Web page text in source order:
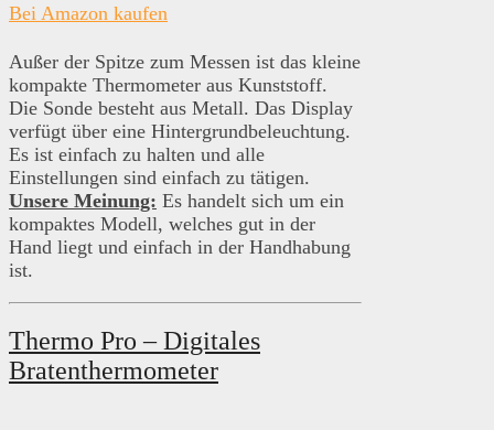
Bei Amazon kaufen
Außer der Spitze zum Messen ist das kleine
kompakte Thermometer aus Kunststoff.
Die Sonde besteht aus Metall. Das Display
verfügt über eine Hintergrundbeleuchtung.
Es ist einfach zu halten und alle
Einstellungen sind einfach zu tätigen.
Unsere Meinung: Es handelt sich um ein
kompaktes Modell, welches gut in der
Hand liegt und einfach in der Handhabung
ist.
Thermo Pro – Digitales
Bratenthermometer